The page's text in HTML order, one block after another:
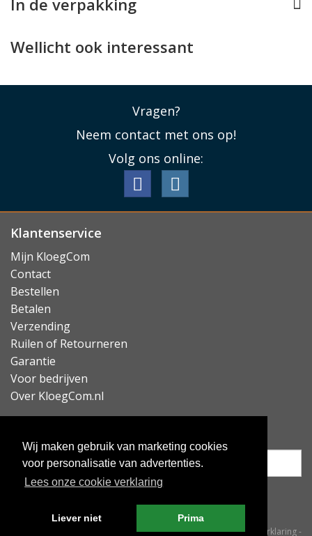
Wij maken gebruik van marketing cookies
voor personalisatie van advertenties.
Lees onze cookie verklaring
Liever niet Prima
Wellicht ook interessant
Vragen?
Neem contact met ons op!
Volg ons online:
Klantenservice
Mijn KloegCom
Contact
Bestellen
Betalen
Verzending
Ruilen of Retourneren
Garantie
Voor bedrijven
Over KloegCom.nl
Algemene voorwaarden-Cookieverklaring-